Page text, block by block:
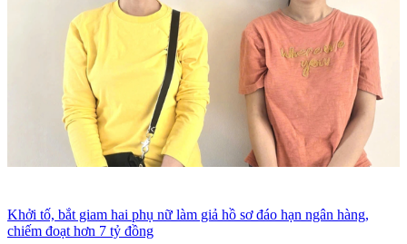
Khởi tố, bắt giam hai phụ nữ làm giả hồ sơ đáo hạn ngân hàng,
chiếm đoạt hơn 7 tỷ đồng